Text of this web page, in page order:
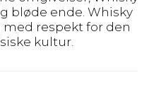
bløde ende. Whisky
med respekt for den
kultur.